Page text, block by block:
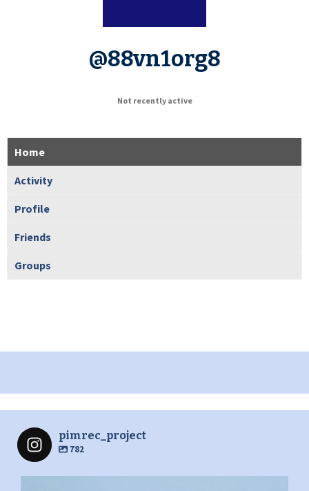
@88vn1org8
Not recently active
Home
Activity
Profile
Friends
Groups
pimrec_project
782